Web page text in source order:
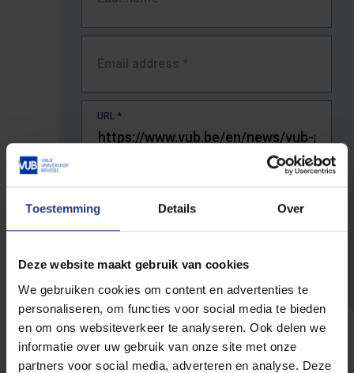
Toestemming Details Over
Deze website maakt gebruik van cookies
We gebruiken cookies om content en advertenties te
personaliseren, om functies voor social media te bieden
en om ons websiteverkeer te analyseren. Ook delen we
informatie over uw gebruik van onze site met onze
partners voor social media, adverteren en analyse. Deze
Email address *
URL *
The full URL of the page where you encountered the error.